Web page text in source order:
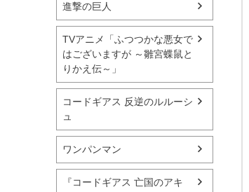
進撃の巨人
TVアニメ「ふつつかな悪女で
はございますが ～雛宮蝶鼠と
りかえ伝～」
コードギアス 反逆のルルーシ
ュ
ワンパンマン
『コードギアス 亡国のアキ